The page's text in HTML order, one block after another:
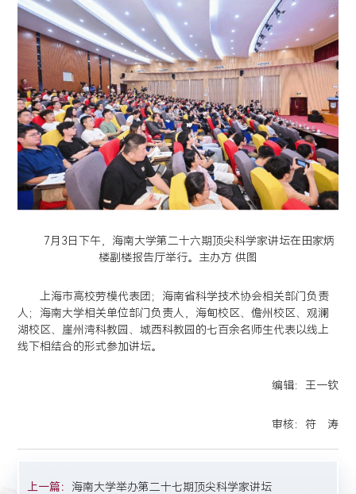
7月3日下午，海南大学第二十六期顶尖科学家讲坛在田家炳
楼副楼报告厅举行。主办方 供图
上海市高校劳模代表团；海南省科学技术协会相关部门负责
人；海南大学相关单位部门负责人，海甸校区、儋州校区、观澜
湖校区、崖州湾科教园、城西科教园的七百余名师生代表以线上
线下相结合的形式参加讲坛。
编辑：王一钦
审核：符 涛
上一篇： 海南大学举办第二十七期顶尖科学家讲坛